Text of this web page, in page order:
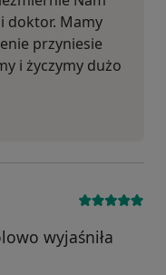
doktor. Mamy
przyniesie
i życzymy dużo
wyjaśniła